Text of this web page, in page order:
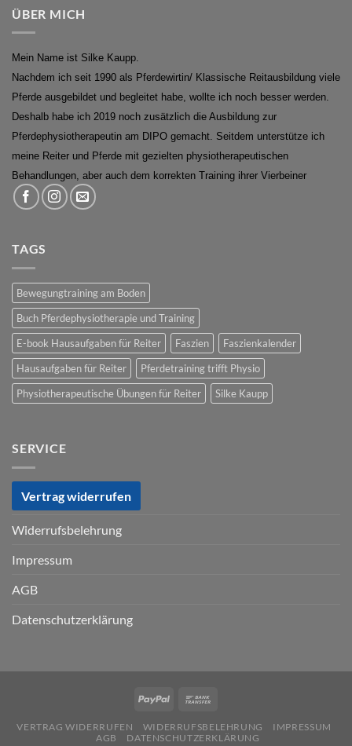
ÜBER MICH
Mein Name ist Silke Kaupp.
Nachdem ich seit 1990 als Pferdewirtin/ Klassische Reitausbildung viele
Pferde ausgebildet und begleitet habe, wollte ich noch besser werden.
Deshalb habe ich 2019 noch zusätzlich die Ausbildung zur
Pferdephysiotherapeutin am DIPO gemacht. Seitdem unterstütze ich
meine Reiter und Pferde mit gezielten physiotherapeutischen
Behandlungen, aber auch dem korrekten Training ihrer Vierbeiner
TAGS
Bewegungtraining am Boden
Buch Pferdephysiotherapie und Training
E-book Hausaufgaben für Reiter
Faszien
Faszienkalender
Hausaufgaben für Reiter
Pferdetraining trifft Physio
Physiotherapeutische Übungen für Reiter
Silke Kaupp
SERVICE
Vertrag widerrufen
Widerrufsbelehrung
Impressum
AGB
Datenschutzerklärung
VERTRAG WIDERRUFEN WIDERRUFSBELEHRUNG
IMPRESSUM
AGB
DATENSCHUTZERKLÄRUNG